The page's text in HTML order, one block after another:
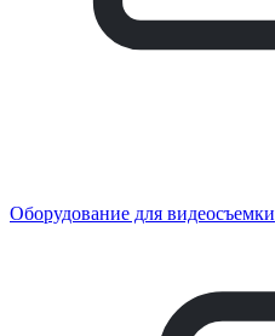
Оборудование для видеосъемки